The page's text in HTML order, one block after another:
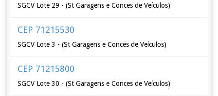
SGCV Lote 29 - (St Garagens e Conces de Veículos)
CEP 71215530
SGCV Lote 3 - (St Garagens e Conces de Veículos)
CEP 71215800
SGCV Lote 30 - (St Garagens e Conces de Veículos)